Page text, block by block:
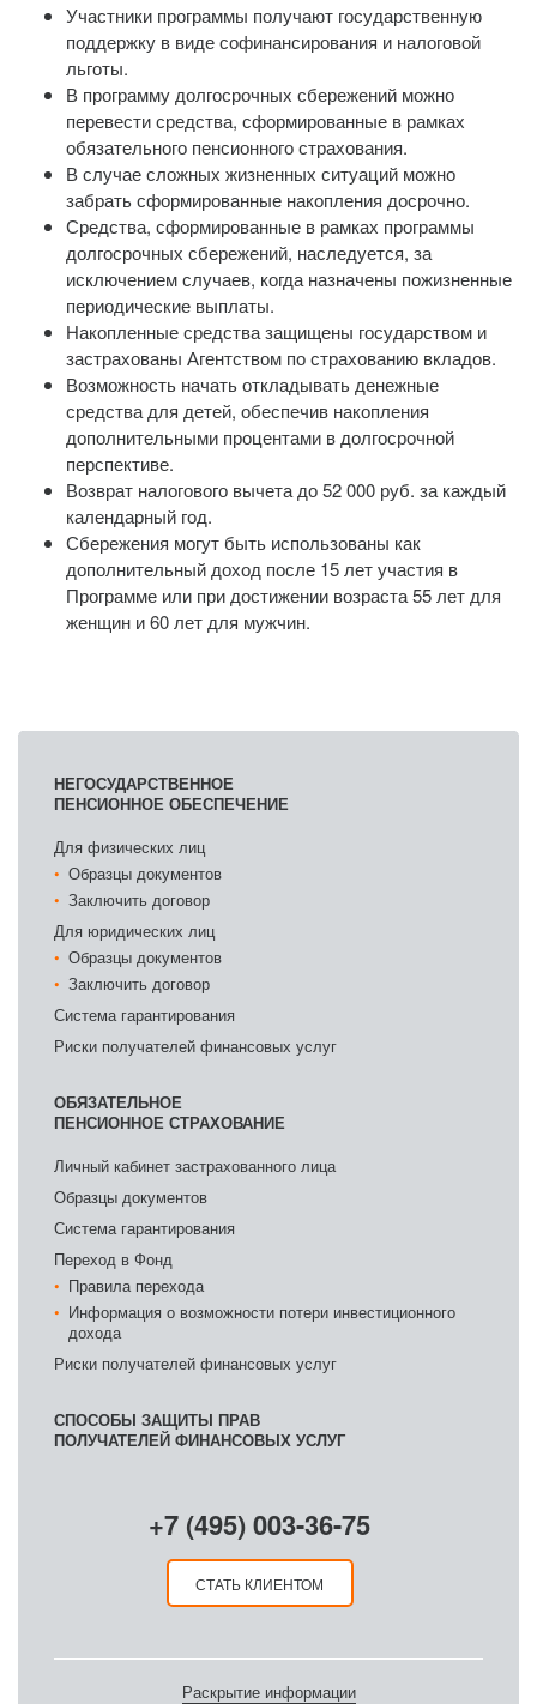
Участники программы получают государственную
поддержку в виде софинансирования и налоговой
льготы.
В программу долгосрочных сбережений можно
перевести средства, сформированные в рамках
обязательного пенсионного страхования.
В случае сложных жизненных ситуаций можно
забрать сформированные накопления досрочно.
Средства, сформированные в рамках программы
долгосрочных сбережений, наследуется, за
исключением случаев, когда назначены пожизненные
периодические выплаты.
Накопленные средства защищены государством и
застрахованы Агентством по страхованию вкладов.
Возможность начать откладывать денежные
средства для детей, обеспечив накопления
дополнительными процентами в долгосрочной
перспективе.
Возврат налогового вычета до 52 000 руб. за каждый
календарный год.
Сбережения могут быть использованы как
дополнительный доход после 15 лет участия в
Программе или при достижении возраста 55 лет для
женщин и 60 лет для мужчин.
НЕГОСУДАРСТВЕННОЕ
ПЕНСИОННОЕ ОБЕСПЕЧЕНИЕ
Для физических лиц
Образцы документов
Заключить договор
Для юридических лиц
Образцы документов
Заключить договор
Система гарантирования
Риски получателей финансовых услуг
ОБЯЗАТЕЛЬНОЕ
ПЕНСИОННОЕ СТРАХОВАНИЕ
Личный кабинет застрахованного лица
Образцы документов
Система гарантирования
Переход в Фонд
Правила перехода
Информация о возможности потери инвестиционного
дохода
Риски получателей финансовых услуг
СПОСОБЫ ЗАЩИТЫ ПРАВ
ПОЛУЧАТЕЛЕЙ ФИНАНСОВЫХ УСЛУГ
+7 (495) 003-36-75
СТАТЬ КЛИЕНТОМ
Раскрытие информации